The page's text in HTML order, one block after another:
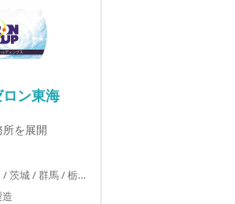
ン東海
を展開
/ 京都 / 大阪 / 兵庫 / 奈良 / 和歌山 / 鳥取 / 島根 / 岡山 / 広島 / 山口 / 徳島 / 香川 / 愛媛 / 高知 / 沖縄